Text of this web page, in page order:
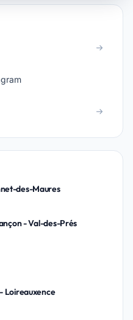
des-Maures
- Val-des-Prés
Loireauxence